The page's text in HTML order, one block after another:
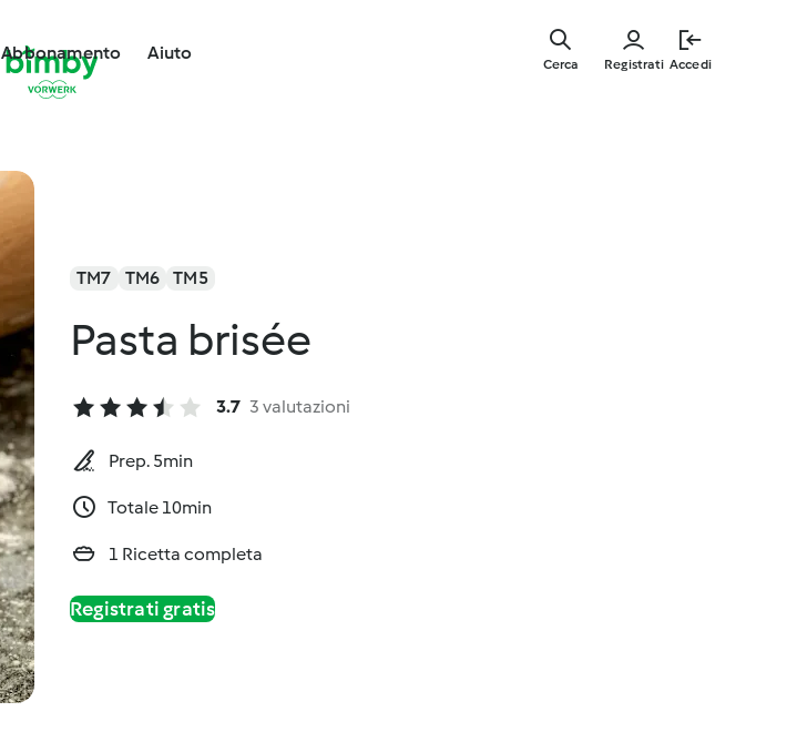
Abbonamento Aiuto
Registrati Accedi
Cerca
TM7 TM6 TM5
Pasta brisée
3.7 3 valutazioni
Prep. 5min
Totale 10min
1 Ricetta completa
Registrati gratis